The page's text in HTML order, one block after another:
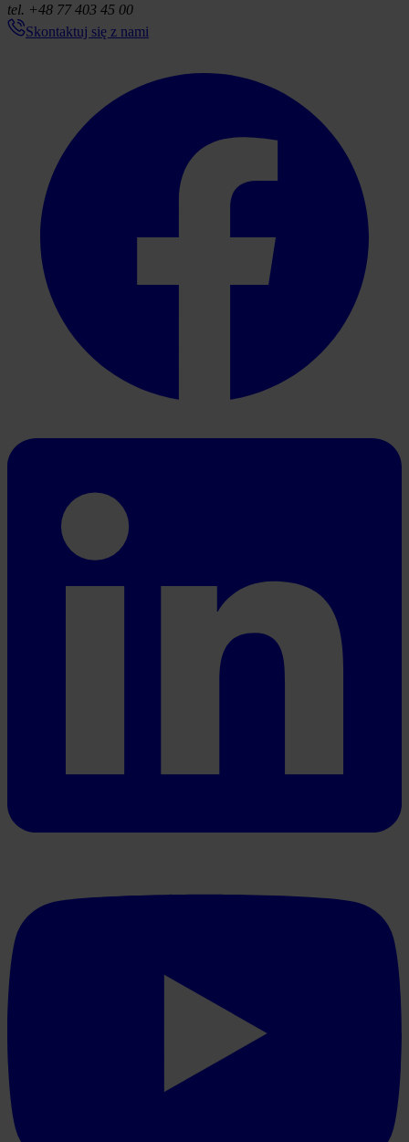
tel. +48 77 403 45 00
Skontaktuj się z nami